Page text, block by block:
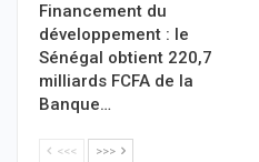
Financement du
développement : le
Sénégal obtient 220,7
milliards FCFA de la
Banque…
<<< >>>